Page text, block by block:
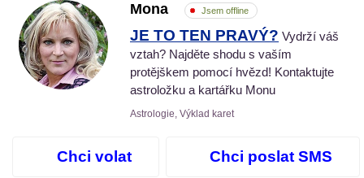
Mona Jsem offline
JE TO TEN PRAVÝ? Vydrží váš
vztah? Najděte shodu s vaším
protějškem pomocí hvězd! Kontaktujte
astroložku a kartářku Monu
Astrologie, Výklad karet
Chci volat Chci poslat SMS